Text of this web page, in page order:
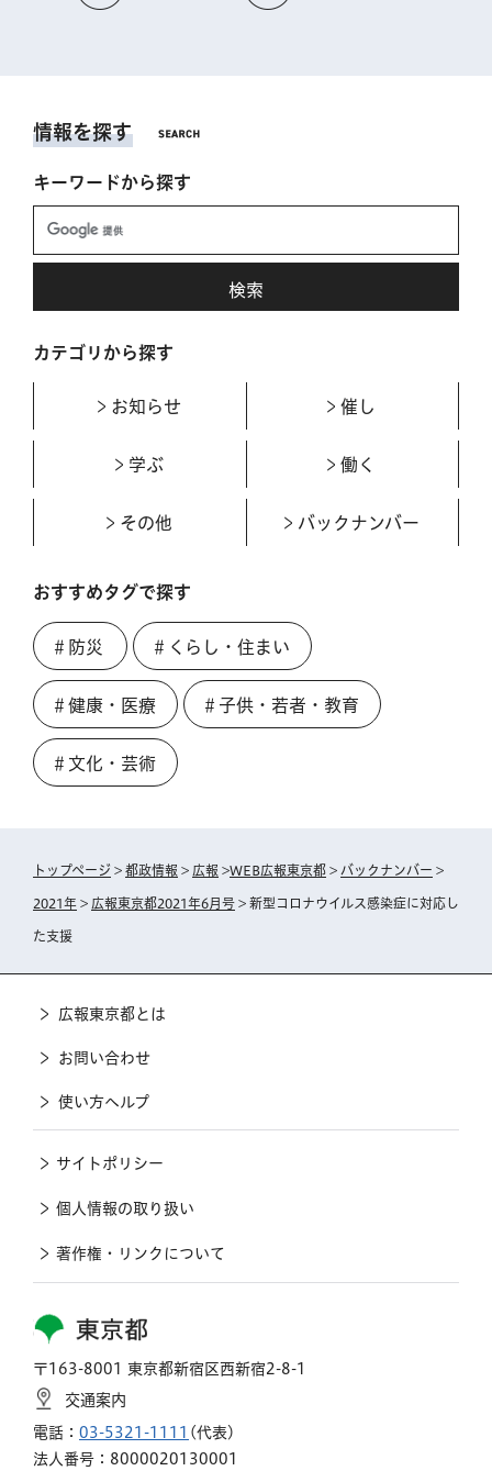
情報を探す
キーワードから探す
カテゴリから探す
お知らせ 催し
学ぶ 働く
その他 バックナンバー
おすすめタグで探す
＃防災 ＃くらし・住まい
＃健康・医療 ＃子供・若者・教育
＃文化・芸術
トップページ > 都政情報 > 広報 >WEB広報東京都 > バックナンバー >
2021年 > 広報東京都2021年6月号 > 新型コロナウイルス感染症に対応し
た支援
東京都
〒163-8001 東京都新宿区西新宿2-8-1
交通案内
電話： 03-5321-1111 (代表)
法人番号：8000020130001
広報東京都とは
お問い合わせ
使い方ヘルプ
サイトポリシー
個人情報の取り扱い
著作権・リンクについて